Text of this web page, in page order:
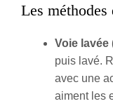
Les
Voie lavée
puis lavé.
avec une
aiment les